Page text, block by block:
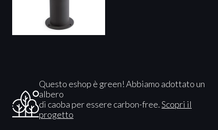
Questo eshop è green! Abbiamo adottato un
albero
di caoba per essere carbon-free.Scopri il
progetto